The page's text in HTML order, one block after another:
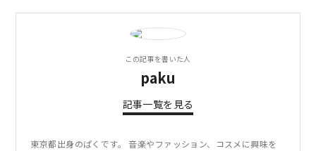
この記事を書いた人
paku
記事一覧を見る
東京都出身のぱくです。 音楽やファッション、コスメに興味を